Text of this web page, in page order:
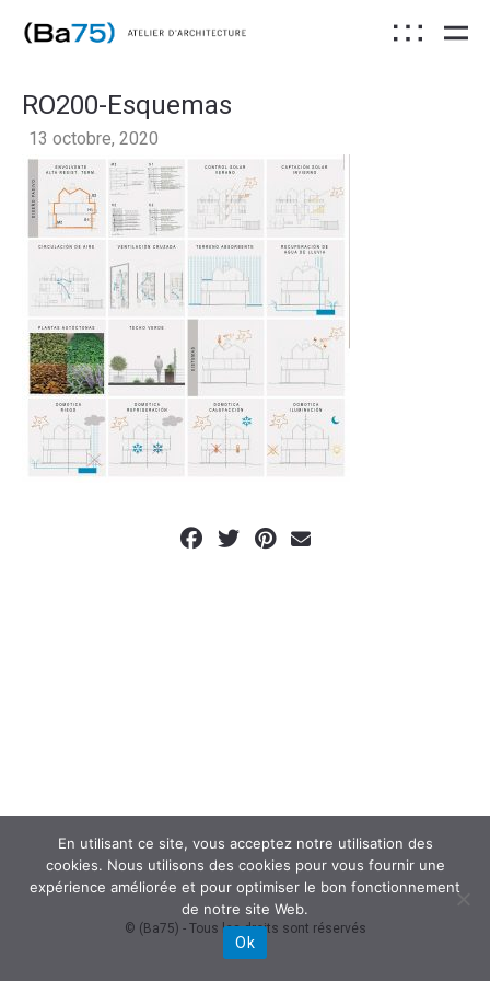
RO200-Esquemas
13 octobre, 2020
© (Ba75) - Tous les droits sont réservés
En utilisant ce site, vous acceptez notre utilisation des
cookies. Nous utilisons des cookies pour vous fournir une
expérience améliorée et pour optimiser le bon fonctionnement
de notre site Web.
Ok